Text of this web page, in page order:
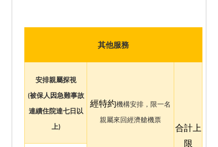
其他服務
安排親屬探視
(被保人因急難事故
連續住院達七日以
上)
經特約機構安排，限一名
親屬來回經濟艙機票
合計上
限